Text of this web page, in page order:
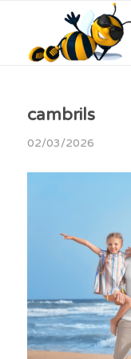
cambrils
02/03/2026